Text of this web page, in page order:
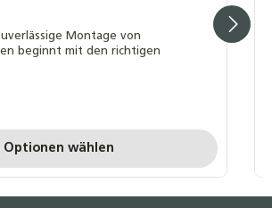
Montage von
beginnt mit den richtigen
Optionen wählen